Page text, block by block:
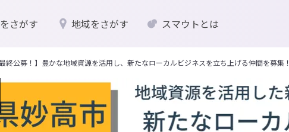
さがす 地域をさがす スマウトとは
最終公募！】豊かな地域資源を活用し、新たなローカルビジネスを立ち上げる仲間を募集！